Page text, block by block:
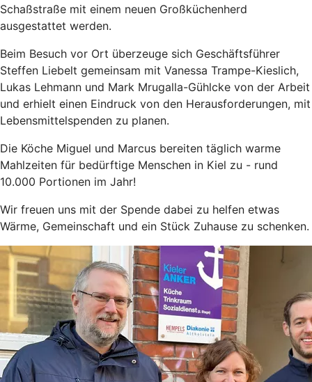
Schaßstraße mit einem neuen Großküchenherd
ausgestattet werden.
Beim Besuch vor Ort überzeuge sich Geschäftsführer
Steffen Liebelt gemeinsam mit Vanessa Trampe-Kieslich,
Lukas Lehmann und Mark Mrugalla-Gühlcke von der Arbeit
und erhielt einen Eindruck von den Herausforderungen, mit
Lebensmittelspenden zu planen.
Die Köche Miguel und Marcus bereiten täglich warme
Mahlzeiten für bedürftige Menschen in Kiel zu - rund
10.000 Portionen im Jahr!
Wir freuen uns mit der Spende dabei zu helfen etwas
Wärme, Gemeinschaft und ein Stück Zuhause zu schenken.